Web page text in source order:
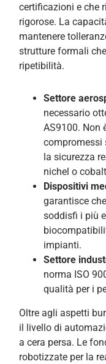
certificazioni e che
rigorose. La
mantenere
strutture formali
ripetibilità.
Settore
necessario
AS9100. Non
compromessi
la sicurezza
nichel o
Dispositivi
garantisce
soddisfi i più
impianti.
Settore
norma ISO
qualità per i
Oltre agli aspetti
il livello di
a cera persa. Le
robotizzate per la